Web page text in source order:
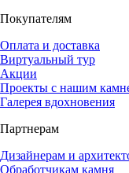
Покупателям
Оплата и доставка
Виртуальный тур
Акции
Проекты с нашим
Галерея вдохновения
Партнерам
Дизайнерам и
Обработчикам камня